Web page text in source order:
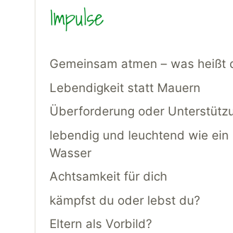
Impulse
Gemeinsam atmen – was heißt
Lebendigkeit statt Mauern
Überforderung oder
lebendig und leuchtend wie ein
Wasser
Achtsamkeit für dich
kämpfst du oder lebst du?
Eltern als Vorbild?